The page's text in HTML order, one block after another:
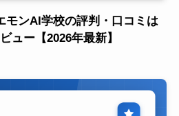
モンAI学校の評判・口コミは
ュー【2026年最新】